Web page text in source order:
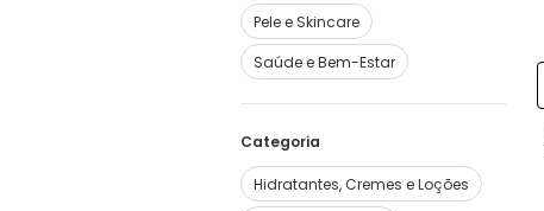
Pele e Skincare
Saúde e Bem-Estar
Categoria
Hidratantes, Cremes e Loções